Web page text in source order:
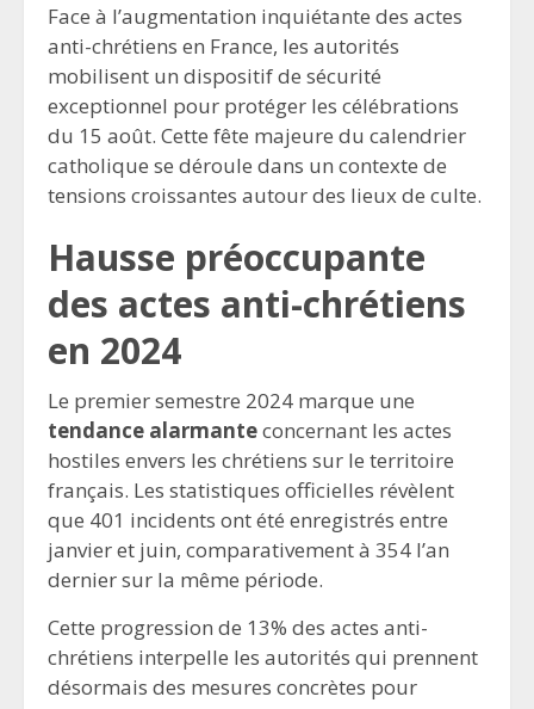
Face à l’augmentation inquiétante des actes
anti-chrétiens en France, les autorités
mobilisent un dispositif de sécurité
exceptionnel pour protéger les célébrations
du 15 août. Cette fête majeure du calendrier
catholique se déroule dans un contexte de
tensions croissantes autour des lieux de culte.
Hausse préoccupante
des actes anti-chrétiens
en 2024
Le premier semestre 2024 marque une
tendance alarmanteconcernant les actes
hostiles envers les chrétiens sur le territoire
français. Les statistiques officielles révèlent
que 401 incidents ont été enregistrés entre
janvier et juin, comparativement à 354 l’an
dernier sur la même période.
Cette progression de 13% des actes anti-
chrétiens interpelle les autorités qui prennent
désormais des mesures concrètes pour